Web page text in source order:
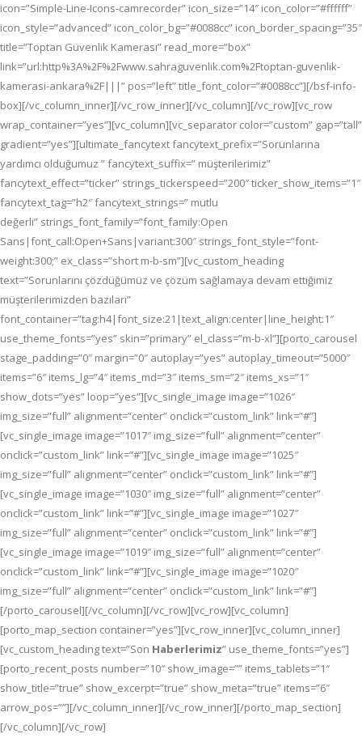
icon=”Simple-Line-Icons-camrecorder” icon_size=”14″ icon_color=”#ffffff”
icon_style=”advanced” icon_color_bg=”#0088cc” icon_border_spacing=”35″
title=”Toptan Güvenlik Kamerası” read_more=”box”
link=”url:http%3A%2F%2Fwww.sahraguvenlik.com%2Ftoptan-guvenlik-
kamerasi-ankara%2F|||” pos=”left” title_font_color=”#0088cc”][/bsf-info-
box][/vc_column_inner][/vc_row_inner][/vc_column][/vc_row][vc_row
wrap_container=”yes”][vc_column][vc_separator color=”custom” gap=”tall”
gradient=”yes”][ultimate_fancytext fancytext_prefix=”Sorunlarına
yardımcı olduğumuz ” fancytext_suffix=” müşterilerimiz”
fancytext_effect=”ticker” strings_tickerspeed=”200″ ticker_show_items=”1″
fancytext_tag=”h2″ fancytext_strings=” mutlu
değerli” strings_font_family=”font_family:Open
Sans|font_call:Open+Sans|variant:300″ strings_font_style=”font-
weight:300;” ex_class=”short m-b-sm”][vc_custom_heading
text=”Sorunlarını çözdüğümüz ve çözüm sağlamaya devam ettiğimiz
müşterilerimizden bazıları”
font_container=”tag:h4|font_size:21|text_align:center|line_height:1″
use_theme_fonts=”yes” skin=”primary” el_class=”m-b-xl”][porto_carousel
stage_padding=”0″ margin=”0″ autoplay=”yes” autoplay_timeout=”5000″
items=”6″ items_lg=”4″ items_md=”3″ items_sm=”2″ items_xs=”1″
show_dots=”yes” loop=”yes”][vc_single_image image=”1026″
img_size=”full” alignment=”center” onclick=”custom_link” link=”#”]
[vc_single_image image=”1017″ img_size=”full” alignment=”center”
onclick=”custom_link” link=”#”][vc_single_image image=”1025″
img_size=”full” alignment=”center” onclick=”custom_link” link=”#”]
[vc_single_image image=”1030″ img_size=”full” alignment=”center”
onclick=”custom_link” link=”#”][vc_single_image image=”1027″
img_size=”full” alignment=”center” onclick=”custom_link” link=”#”]
[vc_single_image image=”1019″ img_size=”full” alignment=”center”
onclick=”custom_link” link=”#”][vc_single_image image=”1020″
img_size=”full” alignment=”center” onclick=”custom_link” link=”#”]
[/porto_carousel][/vc_column][/vc_row][vc_row][vc_column]
[porto_map_section container=”yes”][vc_row_inner][vc_column_inner]
[vc_custom_heading text=”Son Haberlerimiz” use_theme_fonts=”yes”]
[porto_recent_posts number=”10″ show_image=”” items_tablets=”1″
show_title=”true” show_excerpt=”true” show_meta=”true” items=”6″
arrow_pos=””][/vc_column_inner][/vc_row_inner][/porto_map_section]
[/vc_column][/vc_row]